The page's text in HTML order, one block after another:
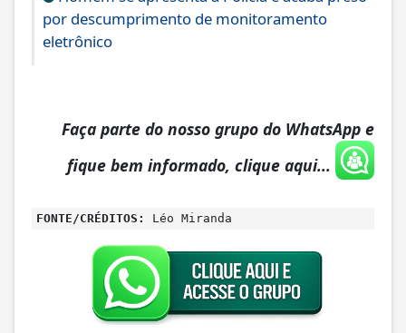
por descumprimento de monitoramento
eletrônico
Faça parte do nosso grupo do WhatsApp e
fique bem informado, clique aqui...
FONTE/CRÉDITOS: Léo Miranda